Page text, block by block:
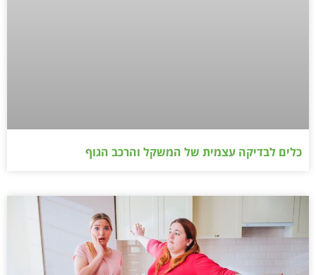
כלים לבדיקה עצמית של המשקל והרכב הגוף